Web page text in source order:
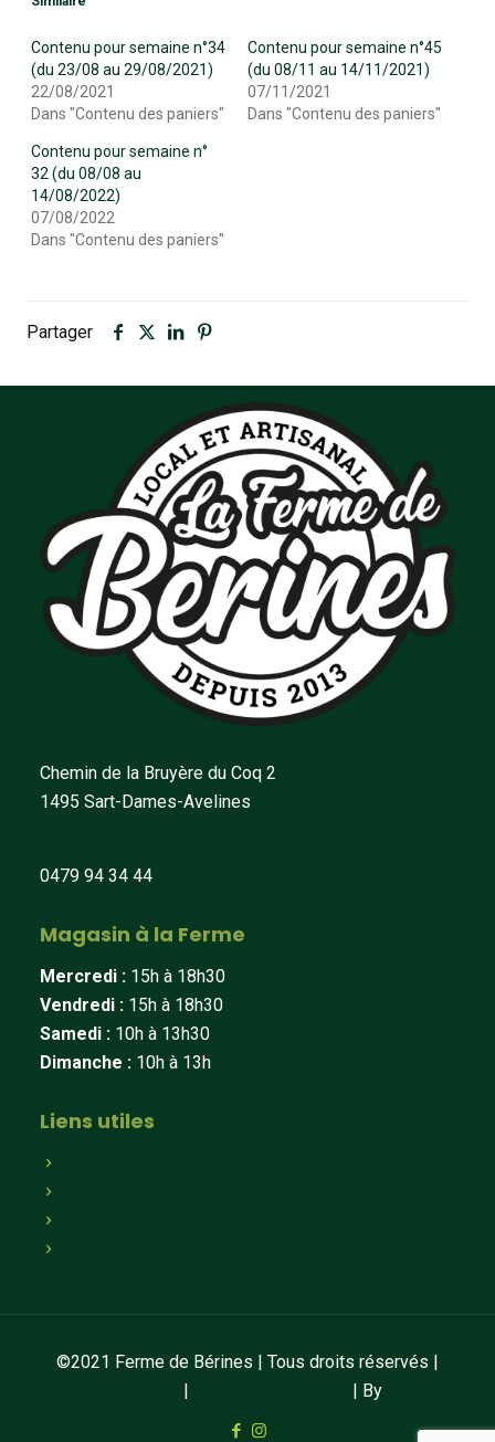
Contenu pour semaine n°34
(du 23/08 au 29/08/2021)
22/08/2021
Dans "Contenu des paniers"
Contenu pour semaine n°45
(du 08/11 au 14/11/2021)
07/11/2021
Dans "Contenu des paniers"
Contenu pour semaine n°
32 (du 08/08 au
14/08/2022)
07/08/2022
Dans "Contenu des paniers"
Partager
Chemin de la Bruyère du Coq 2
1495 Sart-Dames-Avelines
0479 94 34 44
Magasin à la Ferme
Mercredi : 15h à 18h30
Vendredi : 15h à 18h30
Samedi : 10h à 13h30
Dimanche : 10h à 13h
Liens utiles
©2021 Ferme de Bérines | Tous droits réservés |
| | By